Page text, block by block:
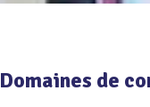
Domaines de